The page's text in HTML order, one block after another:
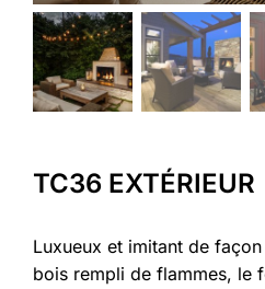
TC36 EXTÉRIEUR
Luxueux et imitant de
bois rempli de flammes, le